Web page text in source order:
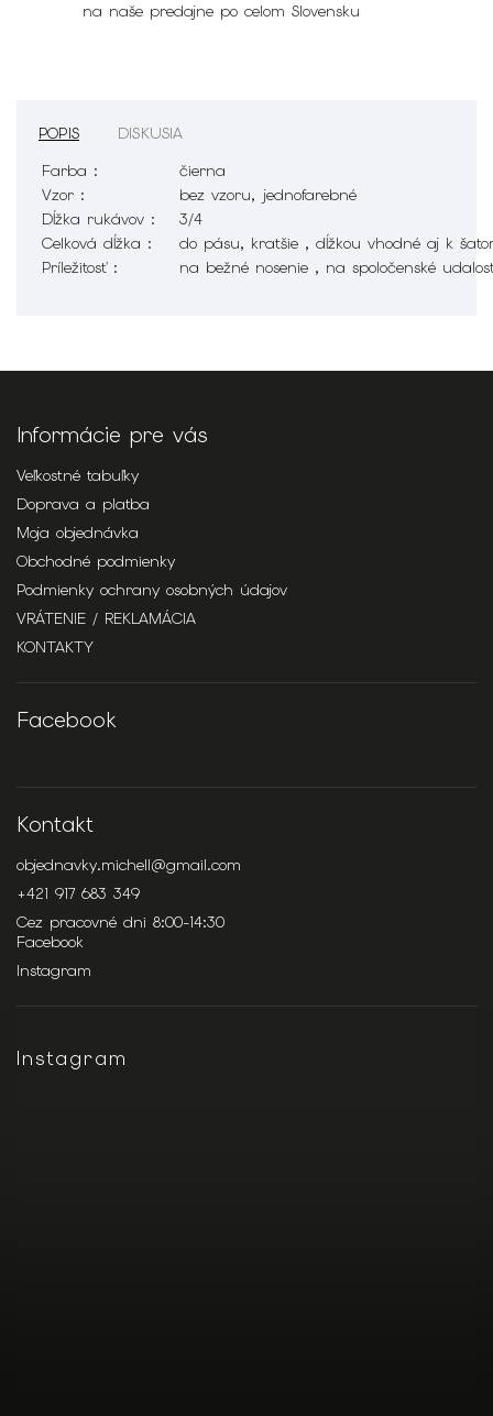
na naše predajne po celom Slovensku
POPIS
DISKUSIA
Farba :
čierna
Vzor :
bez vzoru, jednofarebné
Dĺžka rukávov :
3/4
Celková dĺžka :
do pásu, kratšie , dĺžkou vhodné aj k
Príležitosť :
na bežné nosenie , na spoločenské
Informácie pre vás
Veľkostné tabuľky
Doprava a platba
Moja objednávka
Obchodné podmienky
Podmienky ochrany osobných údajov
VRÁTENIE / REKLAMÁCIA
KONTAKTY
Facebook
Kontakt
objednavky.michell@gmail.com
+421 917 683 349
Cez pracovné dni 8:00-14:30
Facebook
Instagram
Instagram